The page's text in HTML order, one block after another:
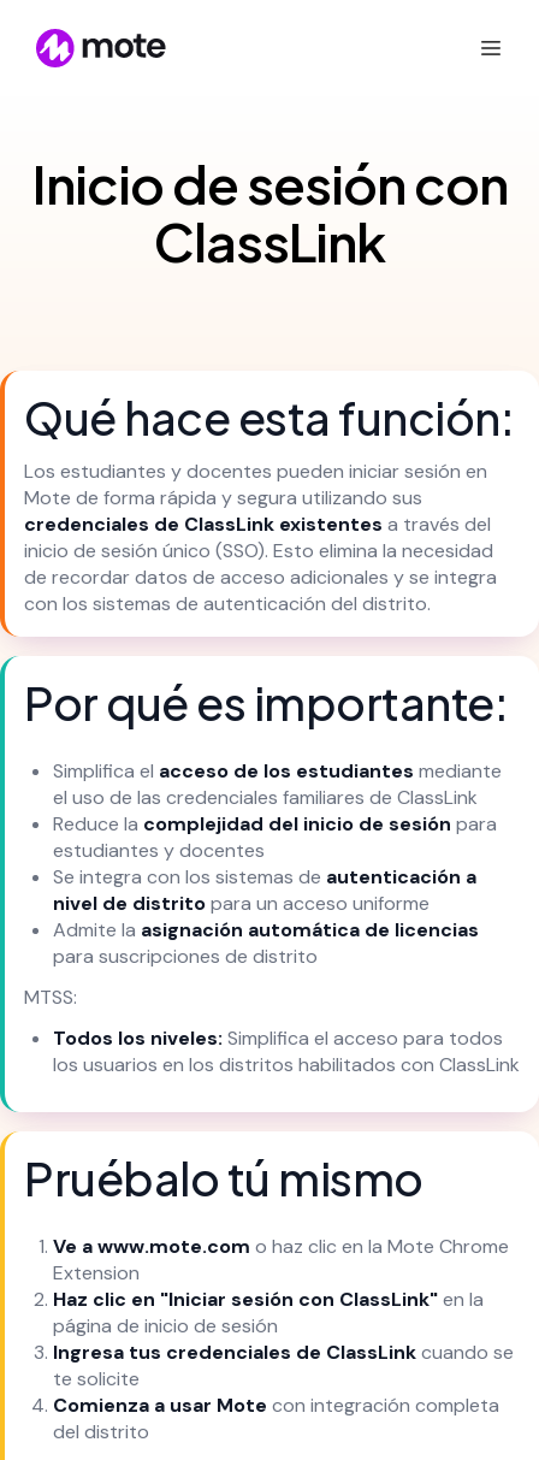
Inicio de sesión con
ClassLink
Qué hace esta función:
Los estudiantes y docentes pueden iniciar sesión en
Mote de forma rápida y segura utilizando sus
credenciales de ClassLink existentes a través del
inicio de sesión único (SSO). Esto elimina la necesidad
de recordar datos de acceso adicionales y se integra
con los sistemas de autenticación del distrito.
Por qué es importante:
Simplifica el acceso de los estudiantes mediante
el uso de las credenciales familiares de ClassLink
Reduce la complejidad del inicio de sesión para
estudiantes y docentes
Se integra con los sistemas de autenticación a
nivel de distritopara un acceso uniforme
Admite la asignación automática de licencias
para suscripciones de distrito
MTSS:
Todos los niveles: Simplifica el acceso para todos
los usuarios en los distritos habilitados con ClassLink
Pruébalo tú mismo
Ve a www.mote.com o haz clic en la Mote Chrome
Extension
Haz clic en "Iniciar sesión con ClassLink"en la
página de inicio de sesión
Ingresa tus credenciales de ClassLinkcuando se
te solicite
Comienza a usar Mote con integración completa
del distrito